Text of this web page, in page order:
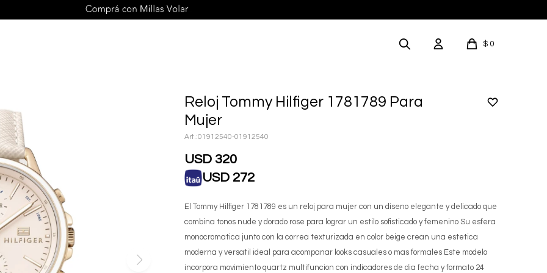
$ 0
Reloj Tommy Hilfiger 1781789 Para
Mujer
01912540-01912540
USD 320
USD 272
El Tommy Hilfiger 1781789 es un reloj para mujer con un diseno elegante y delicado que
combina tonos nude y dorado rose para lograr un estilo sofisticado y femenino Su esfera
monocromatica junto con la correa texturizada en color beige crean una estetica
moderna y versatil ideal para acompanar looks casuales o mas formales Este modelo
incorpora movimiento quartz multifuncion con indicadores de dia fecha y formato 24